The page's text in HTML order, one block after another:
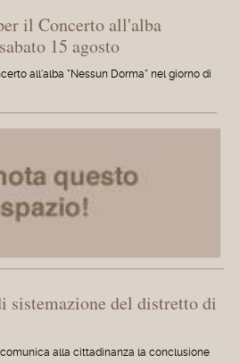
il Concerto all'alba
15 agosto
all'alba "Nessun Dorma" nel giorno di
sistemazione del distretto di
alla cittadinanza la conclusione